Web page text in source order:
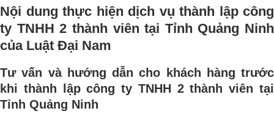
Nội dung thực hiện dịch vụ thành lập công
ty TNHH 2 thành viên tại Tỉnh Quảng Ninh
của Luật Đại Nam
Tư vấn và hướng dẫn cho khách hàng trước
khi thành lập công ty TNHH 2 thành viên tại
Tỉnh Quảng Ninh